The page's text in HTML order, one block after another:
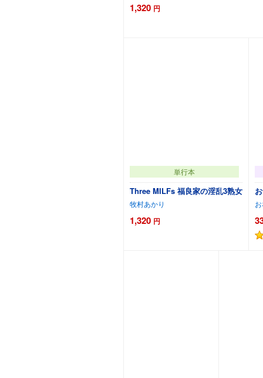
1,320 円
単行本
Three MILFs 福良家の淫乱3熟女
牧村あかり
1,320 円